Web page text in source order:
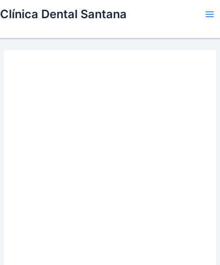
to
Clínica Dental Santana